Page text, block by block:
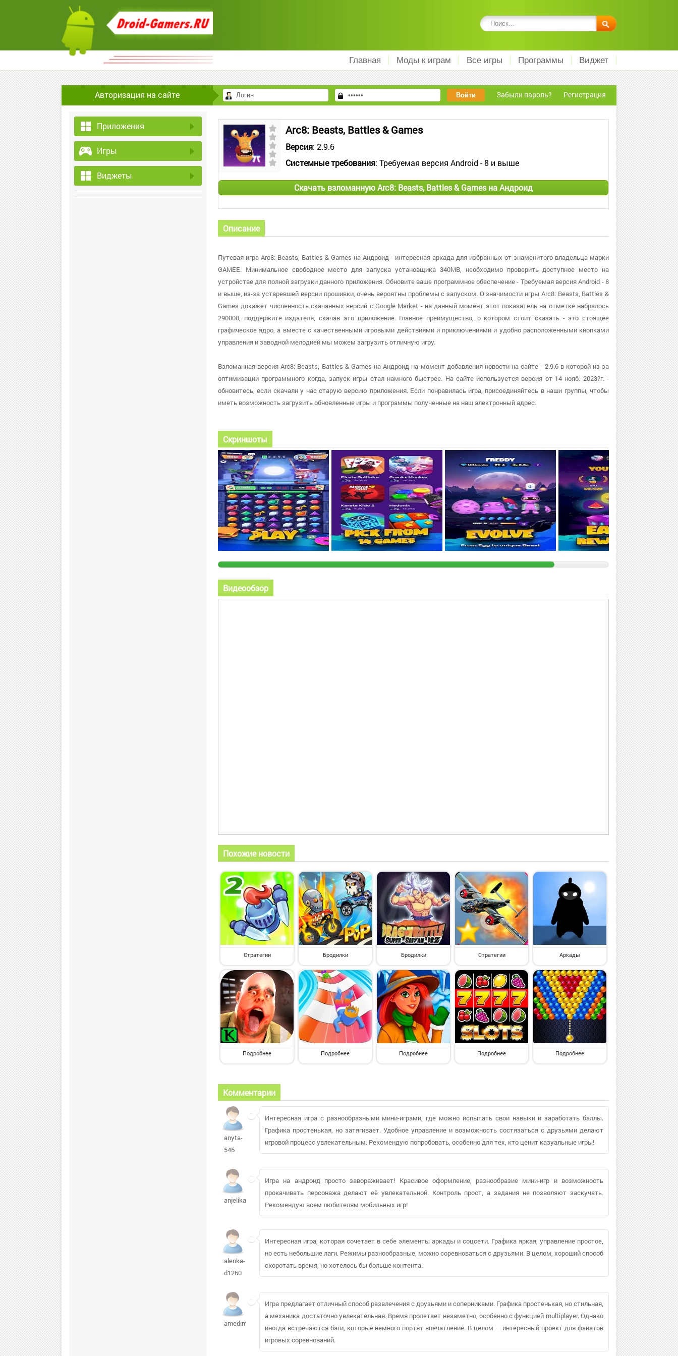
Главная Моды к играм Все игры Программы Виджет
Авторизация на сайте Забыли пароль? Регистрация
Приложения
Игры
Виджеты
Arc8: Beasts, Battles & Games
Версия: 2.9.6
Системные требования: Требуемая версия Android - 8 и выше
Скачать взломанную Arc8: Beasts, Battles & Games на Андроид
Описание
Путевая игра Arc8: Beasts, Battles & Games на Андроид - интересная аркада для избранных от знаменитого владельца марки
GAMEE. Минимальное свободное место для запуска установщика 340MB, необходимо проверить доступное место на
устройстве для полной загрузки данного приложения. Обновите ваше программное обеспечение - Требуемая версия Android - 8
и выше, из-за устаревшей версии прошивки, очень вероятны проблемы с запуском. О значимости игры Arc8: Beasts, Battles &
Games докажет численность скачанных версий с Google Market - на данный момент этот показатель на отметке набралось
290000, поддержите издателя, скачав это приложение. Главное преимущество, о котором стоит сказать - это стоящее
графическое ядро, а вместе с качественными игровыми действиями и приключениями и удобно расположенными кнопками
управления и заводной мелодией мы можем загрузить отличную игру.
Взломанная версия Arc8: Beasts, Battles & Games на Андроид на момент добавления новости на сайте - 2.9.6 в которой из-за
оптимизации программного когда, запуск игры стал намного быстрее. На сайте используется версия от 14 нояб. 2023?г. -
обновитесь, если скачали у нас старую версию приложения. Если понравилась игра, присоединяйтесь в наши группы, чтобы
иметь возможность загрузить обновленные игры и программы полученные на наш электронный адрес.
Скриншоты
Видеообзор
Похожие новости
Стратегии Бродилки Бродилки Стратегии Аркады
Подробнее Подробнее Подробнее Подробнее Подробнее
Комментарии
anyta-
546
Интересная игра с разнообразными мини-играми, где можно испытать свои навыки и заработать баллы.
Графика простенькая, но затягивает. Удобное управление и возможность состязаться с друзьями делают
игровой процесс увлекательным. Рекомендую попробовать, особенно для тех, кто ценит казуальные игры!
anjelikat
Игра на андроид просто завораживает! Красивое оформление, разнообразие мини-игр и возможность
прокачивать персонажа делают её увлекательной. Контроль прост, а задания не позволяют заскучать.
Рекомендую всем любителям мобильных игр!
alenka-
d1260
Интересная игра, которая сочетает в себе элементы аркады и соцсети. Графика яркая, управление простое,
но есть небольшие лаги. Режимы разнообразные, можно соревноваться с друзьями. В целом, хороший способ
скоротать время, но хотелось бы больше контента.
amedima
Игра предлагает отличный способ развлечения с друзьями и соперниками. Графика простенькая, но стильная,
а механика достаточно увлекательная. Время пролетает незаметно, особенно с функцией multiplayer. Однако
иногда встречаются баги, которые немного портят впечатление. В целом — интересный проект для фанатов
игровых соревнований.